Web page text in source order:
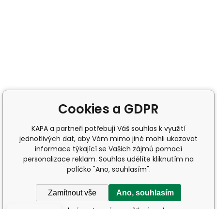
Cookies a GDPR
KAPA a partneři potřebují Váš souhlas k využití
jednotlivých dat, aby Vám mimo jiné mohli ukazovat
informace týkající se Vašich zájmů pomocí
personalizace reklam. Souhlas udělíte kliknutím na
políčko "Ano, souhlasím".
Zamítnout vše Ano, souhlasím